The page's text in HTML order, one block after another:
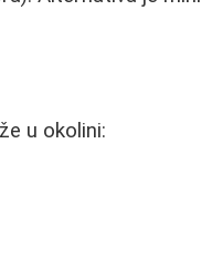
u okolini: